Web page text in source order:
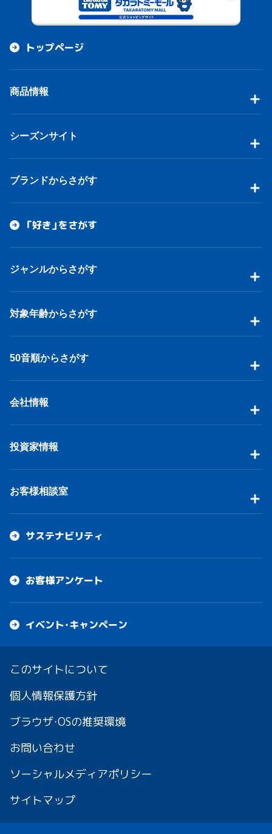
トップページ
商品情報
シーズンサイト
ブランドからさがす
「好き」をさがす
ジャンルからさがす
対象年齢からさがす
50音順からさがす
会社情報
投資家情報
お客様相談室
サステナビリティ
お客様アンケート
イベント・キャンペーン
このサイトについて
個人情報保護方針
ブラウザ・OSの推奨環境
お問い合わせ
ソーシャルメディアポリシー
サイトマップ